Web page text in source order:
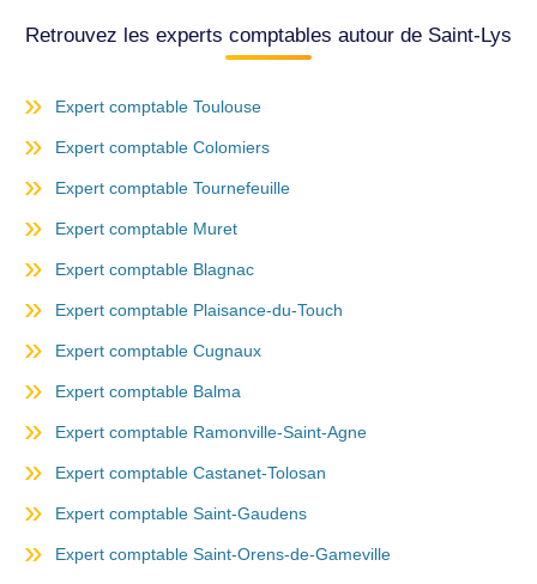
Retrouvez les experts comptables autour de Saint-Lys
Expert comptable Toulouse
Expert comptable Colomiers
Expert comptable Tournefeuille
Expert comptable Muret
Expert comptable Blagnac
Expert comptable Plaisance-du-Touch
Expert comptable Cugnaux
Expert comptable Balma
Expert comptable Ramonville-Saint-Agne
Expert comptable Castanet-Tolosan
Expert comptable Saint-Gaudens
Expert comptable Saint-Orens-de-Gameville